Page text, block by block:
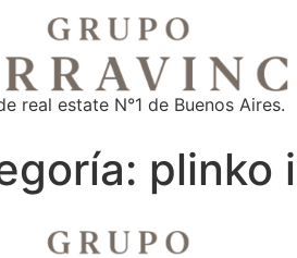
real estate N°1 de Buenos Aires.
plinko